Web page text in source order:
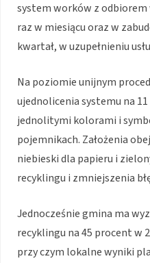
system worków z
raz w miesiącu oraz w
kwartał, w uzupełnieniu
Na poziomie unijnym
ujednolicenia systemu na
jednolitymi kolorami i
pojemnikach. Założenia
niebieski dla papieru i
recyklingu i zmniejszenia
Jednocześnie gmina ma
recyklingu na 45 procent w
przy czym lokalne wyniki